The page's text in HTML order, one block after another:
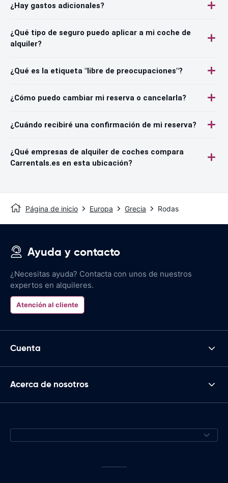
¿Hay gastos adicionales?
¿Qué tipo de seguro puedo aplicar a mi coche de
alquiler?
¿Qué es la etiqueta "libre de preocupaciones"?
¿Cómo puedo cambiar mi reserva o cancelarla?
¿Cuándo recibiré una confirmación de mi reserva?
¿Qué empresas de alquiler de coches compara
Carrentals.es en esta ubicación?
Página de inicio Europa Grecia Rodas
Ayuda y contacto
¿Necesitas ayuda? Contacta con unos de nuestros
expertos en alquileres.
Atención al cliente
Cuenta
Acerca de nosotros